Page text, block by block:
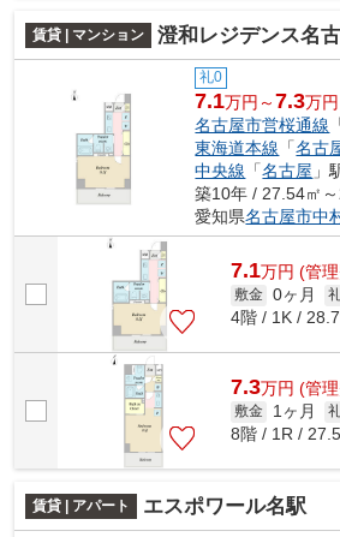
賃貸 | マンション 澄和レジデンス名古屋(トワレジデンス 旧名
礼0
7.1万円～7.3万円
名古屋市営桜通線
東海道本線 「名古
中央線 「名古屋 」
築10年 / 27.54㎡
愛知県名古屋市中
7.1万円 (管
敷金 0ヶ月
4階 / 1K /
7.3万円 (管
敷金 1ヶ月
8階 / 1R /
賃貸 | アパート エスポワール名駅